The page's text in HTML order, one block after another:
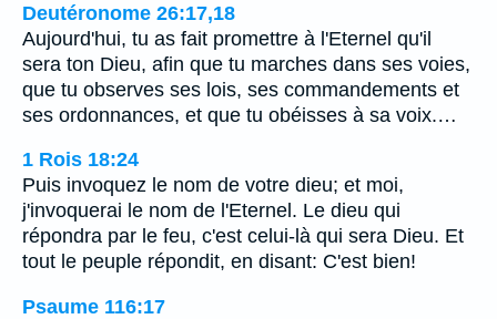
Deutéronome 26:17,18
Aujourd'hui, tu as fait promettre à l'Eternel qu'il
sera ton Dieu, afin que tu marches dans ses voies,
que tu observes ses lois, ses commandements et
ses ordonnances, et que tu obéisses à sa voix.…
1 Rois 18:24
Puis invoquez le nom de votre dieu; et moi,
j'invoquerai le nom de l'Eternel. Le dieu qui
répondra par le feu, c'est celui-là qui sera Dieu. Et
tout le peuple répondit, en disant: C'est bien!
Psaume 116:17